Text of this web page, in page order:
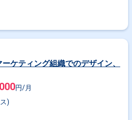
ーケティング組織でのデザイン、
円/月
)